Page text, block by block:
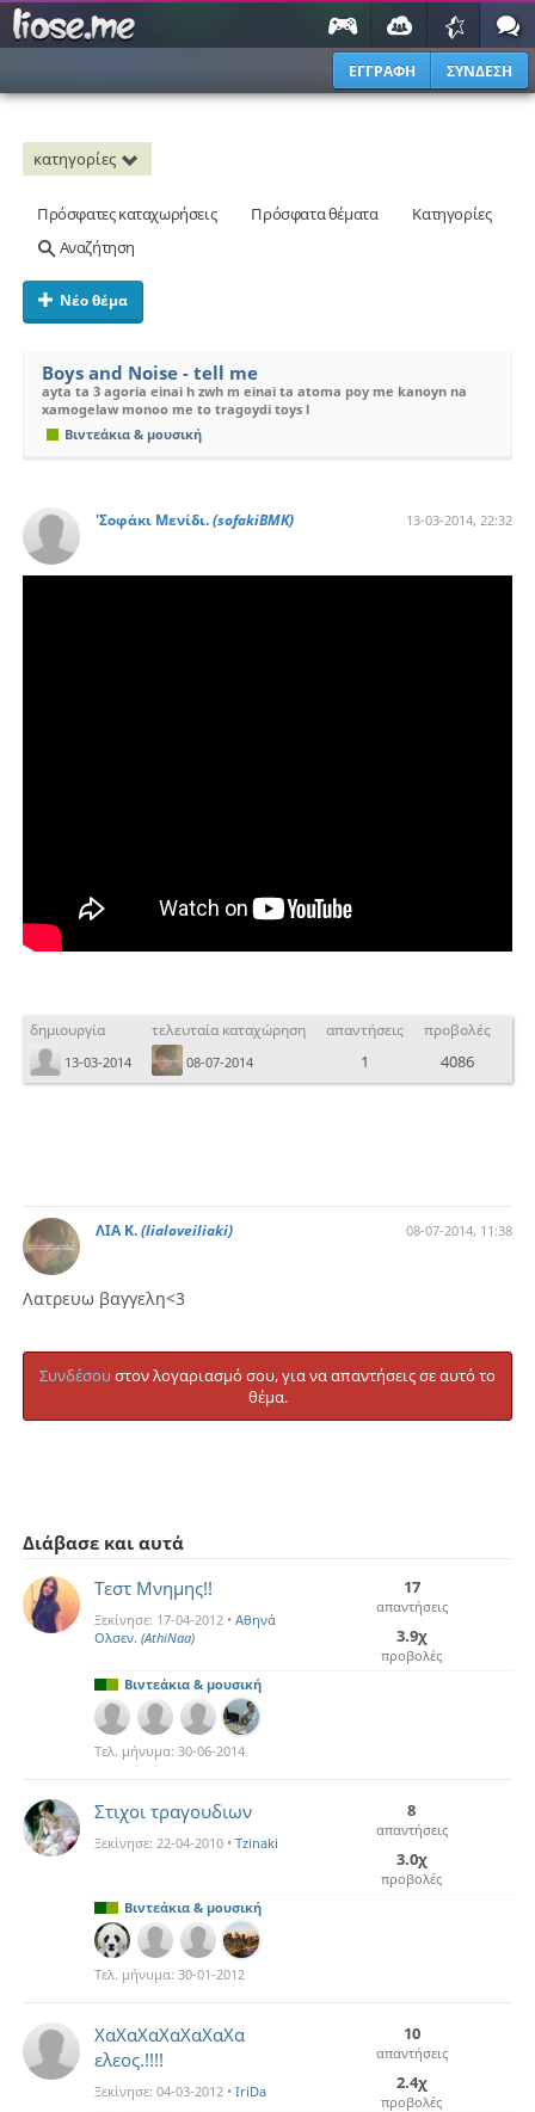
ΕΓΓΡΑΦΗ ΣΥΝΔΕΣΗ
κατηγορίες
Πρόσφατες καταχωρήσεις Πρόσφατα θέματα
Κατηγορίες
Αναζήτηση
Νέο θέμα
Boys and Noise - tell me
ayta ta 3 agoria einai h zwh m einai ta atoma poy me kanoyn na
xamogelaw monoo me to tragoydi toys l
Βιντεάκια & μουσική
'Σοφάκι Μενίδι.(sofakiBMK) 13-03-2014, 22:32
δημιουργία
13-03-2014
τελευταία καταχώρηση
08-07-2014
απαντήσεις
1
προβολές
4086
ΛΙΑ Κ.(lialoveiliaki) 08-07-2014, 11:38
Λατρευω βαγγελη<3
Συνδέσουστον λογαριασμό σου, για να απαντήσεις σε αυτό το
θέμα.
Διάβασε και αυτά
Τεστ Μνημης!!
Ξεκίνησε: 17-04-2012 • Αθηνά
Ολσεν. (AthiNaa)
17
απαντήσεις
3.9χ
προβολές
Βιντεάκια & μουσική
Τελ. μήνυμα: 30-06-2014
Στιχοι τραγουδιων
Ξεκίνησε: 22-04-2010 • Tzinaki
8
απαντήσεις
3.0χ
προβολές
Βιντεάκια & μουσική
Τελ. μήνυμα: 30-01-2012
ΧαΧαΧαΧαΧαΧαΧα
ελεος.!!!!
Ξεκίνησε: 04-03-2012 • IriDa
10
απαντήσεις
2.4χ
προβολές